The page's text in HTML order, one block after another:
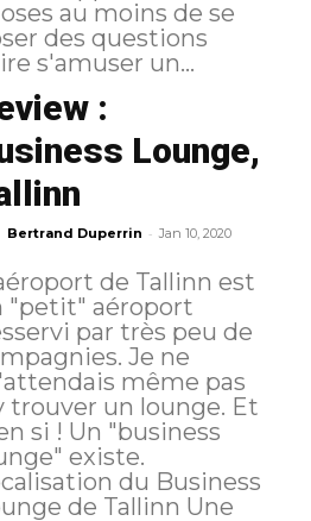
au moins de se
des questions
s'amuser un...
:
Lounge,
Bertrand Duperrin - Jan 10, 2020
de Tallinn est
"petit" aéroport
par très peu de
Je ne
même pas
trouver un lounge. Et
si ! Un "business
existe.
du Business
de Tallinn Une